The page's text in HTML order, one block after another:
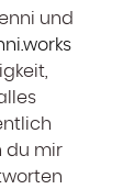
und
du mir